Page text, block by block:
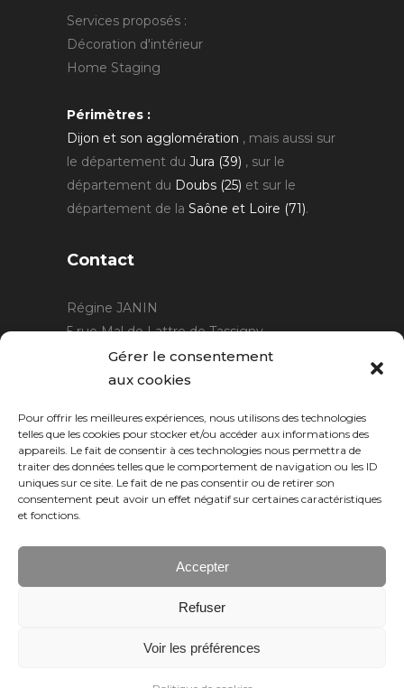
Gérer le consentement
aux cookies
Pour offrir les meilleures expériences, nous utilisons des technologies
telles que les cookies pour stocker et/ou accéder aux informations des
appareils. Le fait de consentir à ces technologies nous permettra de
traiter des données telles que le comportement de navigation ou les ID
uniques sur ce site. Le fait de ne pas consentir ou de retirer son
consentement peut avoir un effet négatif sur certaines caractéristiques
et fonctions.
Accepter
Refuser
Voir les préférences
Services proposés :
Décoration d'intérieur
Home Staging
Périmètres :
Dijon et son agglomération , mais aussi sur
le département du Jura (39) , sur le
département du Doubs (25) et sur le
département de la Saône et Loire (71).
Contact
Régine JANIN
5 rue Mal de Lattre de Tassigny
21220 Gevrey Chambertin
06 15 15 80 29
Horaires :sur rendez-vous.